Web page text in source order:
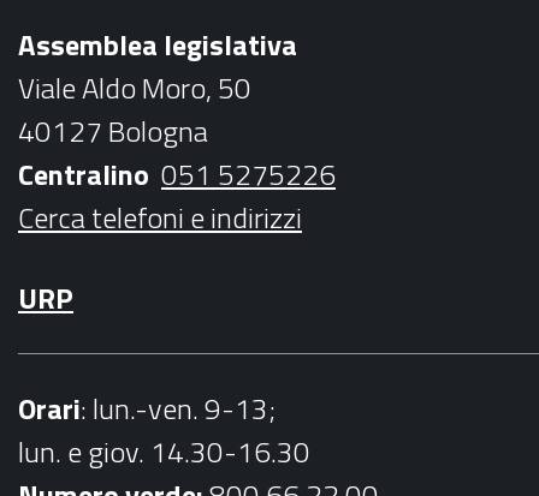
o
k
r
r
a
m
b
e
Assemblea legislativa
Viale Aldo Moro, 50
40127 Bologna
Centralino 051 5275226
Cerca telefoni e indirizzi
URP
Orari: lun.-ven. 9-13;
lun. e giov. 14.30-16.30